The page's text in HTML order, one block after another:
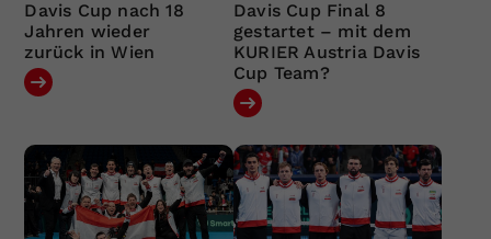
Davis Cup nach 18
Jahren wieder
zurück in Wien
Davis Cup Final 8
gestartet – mit dem
KURIER Austria Davis
Cup Team?